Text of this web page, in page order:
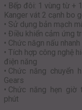
• Bếp đôi: 1 vùng từ +
Kanger vát 2 cạnh bo
• Sử dụng bản mạch
• Điều khiển cảm ứng
• Chức năgn nấu
• Tích hợp công nghệ
điện năng
• Chức năng chuyển
Gears
• Chức năng hẹn giờ
phút